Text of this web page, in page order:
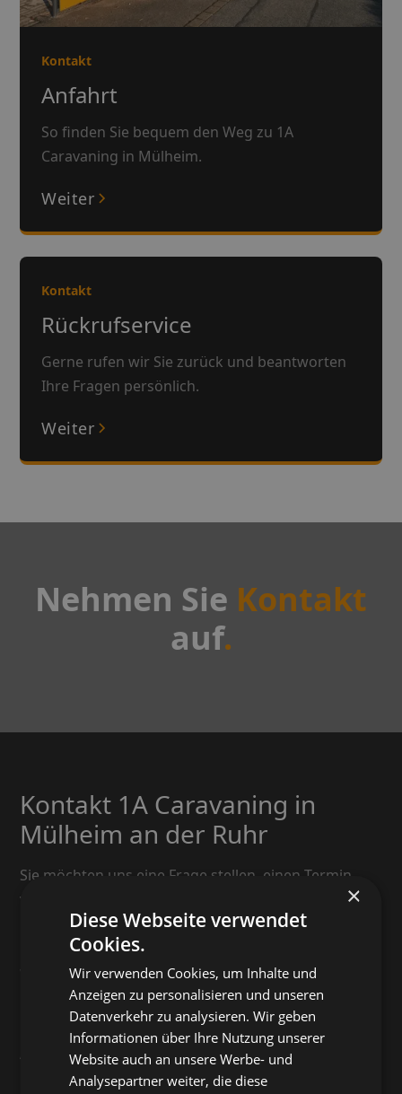
Kontakt
Anfahrt
So finden Sie bequem den Weg zu 1A
Caravaning in Mülheim.
Weiter
Kontakt
Rückrufservice
Gerne rufen wir Sie zurück und beantworten
Ihre Fragen persönlich.
Weiter
Nehmen Sie Kontakt
auf.
Kontakt 1A Caravaning in
Mülheim an der Ruhr
Sie möchten uns eine Frage stellen, einen Termin
vereinbaren oder Ihr Anliegen direkt mit uns
besprechen? Bei 1A Caravaning finden Sie immer den
richtigen Ansprechpartner. Persönlich, nah und
verlässlich.
Persönlich erreichbar bei allen
Anliegen
×
Diese Webseite verwendet
Cookies.
Wir verwenden Cookies, um Inhalte und
Anzeigen zu personalisieren und unseren
Datenverkehr zu analysieren. Wir geben
Informationen über Ihre Nutzung unserer
Website auch an unsere Werbe- und
Analysepartner weiter, die diese